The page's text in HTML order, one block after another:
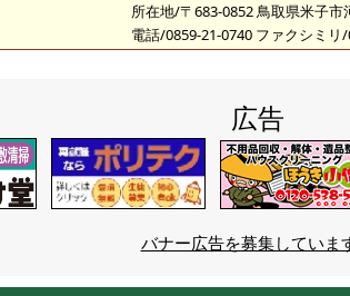
所在地/〒683-0852 鳥取県米子市
電話/0859-21-0740 ファクシミリ
広告
バナー広告を募集していま